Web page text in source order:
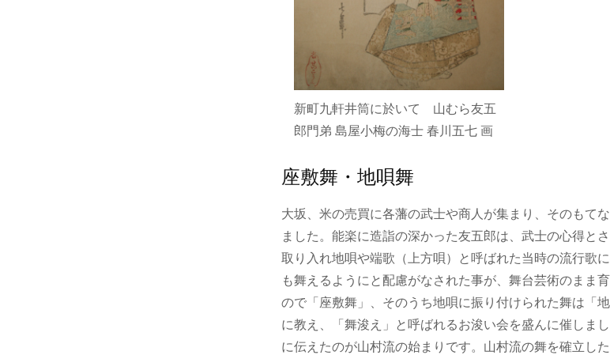
新町九軒井筒に於いて 山むら友五
郎門弟 島屋小梅の海士 春川五七 画
座敷舞・地唄舞
大坂、米の売買に各藩の武士や商人が集まり、そのもて
ました。能楽に造詣の深かった友五郎は、武士の心得と
取り入れ地唄や端歌（上方唄）と呼ばれた当時の流行歌
も舞えるようにと配慮がなされた事が、舞台芸術のまま
ので「座敷舞」、そのうち地唄に振り付けられた舞は「
に教え、「舞浚え」と呼ばれるお浚い会を盛んに催しま
に伝えたのが山村流の始まりです。山村流の舞を確立し